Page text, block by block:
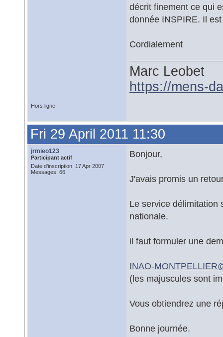
décrit finement ce qui
donnée INSPIRE. Il
Cordialement
Marc Leobet
https://mens-
Hors ligne
Fri 29 April 2011 11:30
jrmieo123
Participant actif
Date d'inscription: 17 Apr 2007
Messages: 66
Bonjour,
J'avais promis un
Le service délimitation
nationale.
il faut formuler une
INAO-
(les majuscules sont
Vous obtiendrez une
Bonne journée.